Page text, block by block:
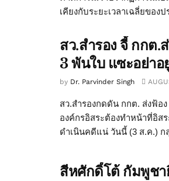
เคียงกับระยะเวลาเฉลี่ยขอ
สว.สำรอง จี้ กกต
3 พันใบ แซะอย่า
by Dr. Parvinder Singh
สว.สำรองกดดัน กกต. ส่งฟ้อ
องค์กรอิสระต้องทำหน้าที่อิส
ดำเนินคดีแน่ วันนี้ (3 ส.ค.)
สีหศักดิ์โต้ กัมพูชา